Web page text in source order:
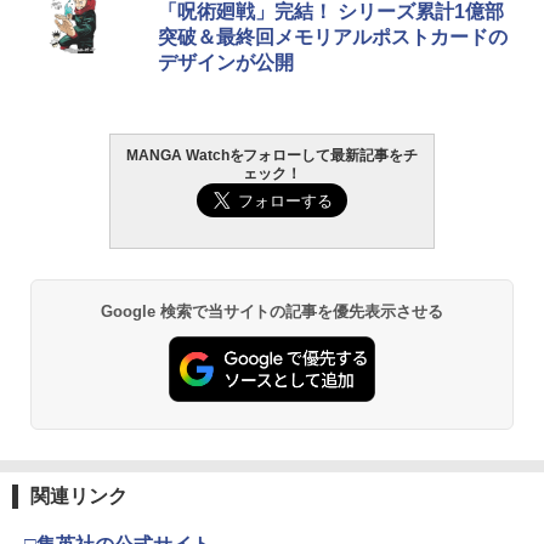
「呪術廻戦」完結！ シリーズ累計1億部
突破＆最終回メモリアルポストカードの
デザインが公開
MANGA Watchをフォローして最新記事をチ
ェック！
Google 検索で当サイトの記事を優先表示させる
関連リンク